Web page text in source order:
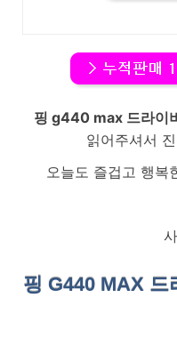
핑 g440 max 드라이
읽어주셔서
오늘도 즐겁고 행복
핑 G440 MAX 드